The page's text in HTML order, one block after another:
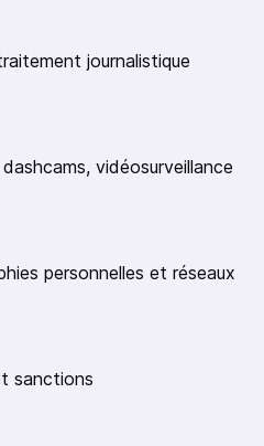
journalistique
vidéosurveillance
personnelles et réseaux
sanctions